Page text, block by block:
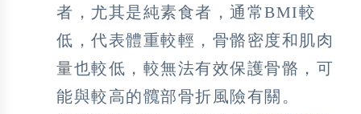
者，尤其是純素食者，通常BMI較
低，代表體重較輕，骨骼密度和肌肉
量也較低，較無法有效保護骨骼，可
能與較高的髖部骨折風險有關。